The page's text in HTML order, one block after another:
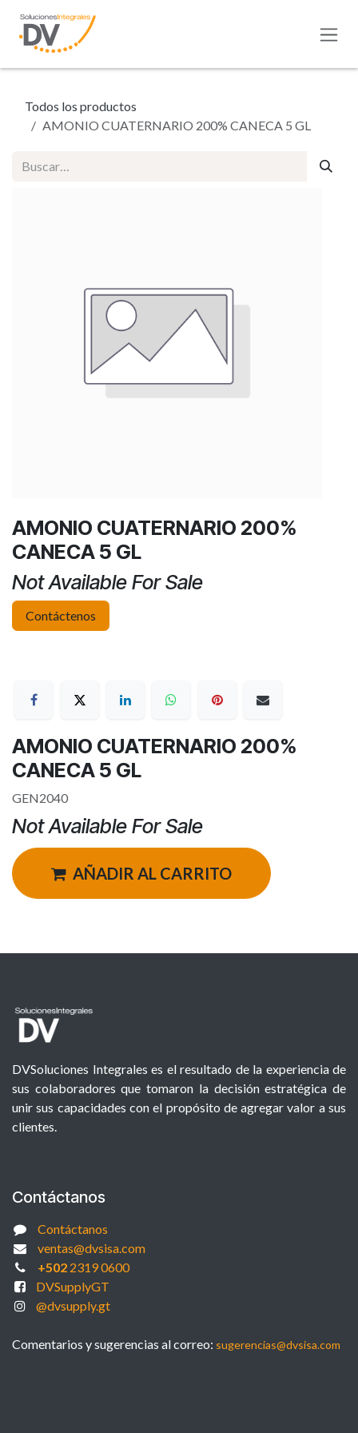
Todos los productos
AMONIO CUATERNARIO 200% CANECA 5 GL
AMONIO CUATERNARIO 200%
CANECA 5 GL
Not Available For Sale
Contáctenos
AMONIO CUATERNARIO 200%
CANECA 5 GL
GEN2040
Not Available For Sale
AÑADIR AL CARRITO
DVSoluciones Integrales es el resultado de la experiencia de
sus colaboradores que tomaron la decisión estratégica de
unir sus capacidades con el propósito de agregar valor a sus
clientes.
Contáctanos
Contáctanos
ventas@dvsisa.com
+5022319 0600
DVSupplyGT
@dvsupply.gt
Comentarios y sugerencias al correo: sugerencias@dvsisa.com